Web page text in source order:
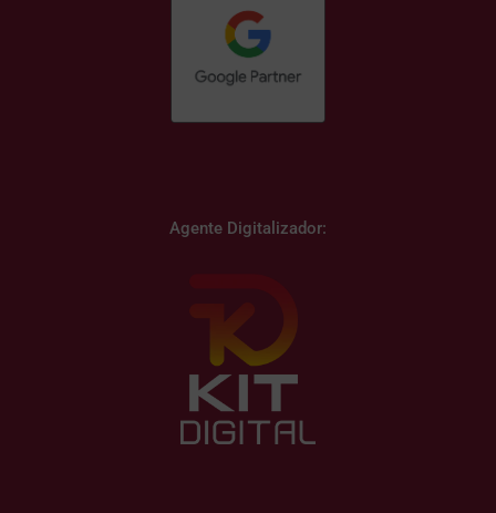
Agente Digitalizador: